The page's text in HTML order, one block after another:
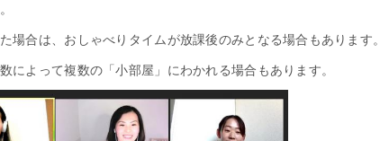
場合は、おしゃべりタイムが放課後のみとなる場合もあります。
によって複数の「小部屋」にわかれる場合もあります。